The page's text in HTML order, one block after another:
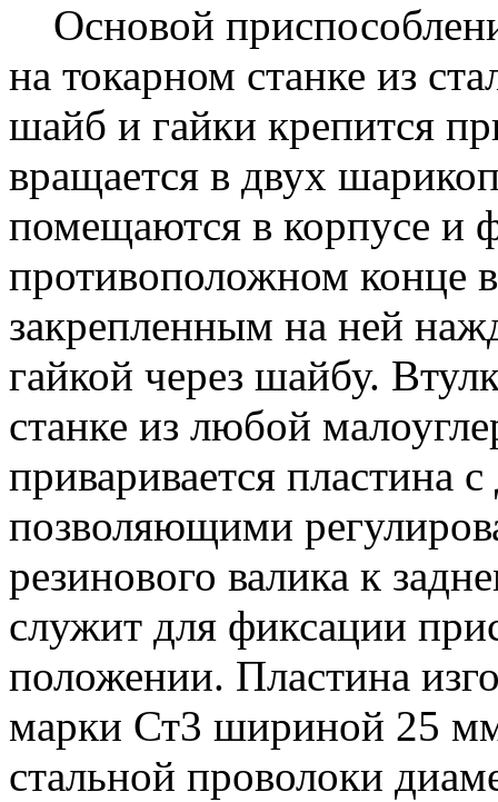
Основой
на токарном станке из
шайб и гайки крепится
вращается в двух
помещаются в корпусе и
противоположном конце
закрепленным на ней
гайкой через шайбу.
станке из любой
приваривается пластина
позволяющими
резинового валика к
служит для фиксации
положении. Пластина
марки Ст3 шириной 25
стальной проволоки